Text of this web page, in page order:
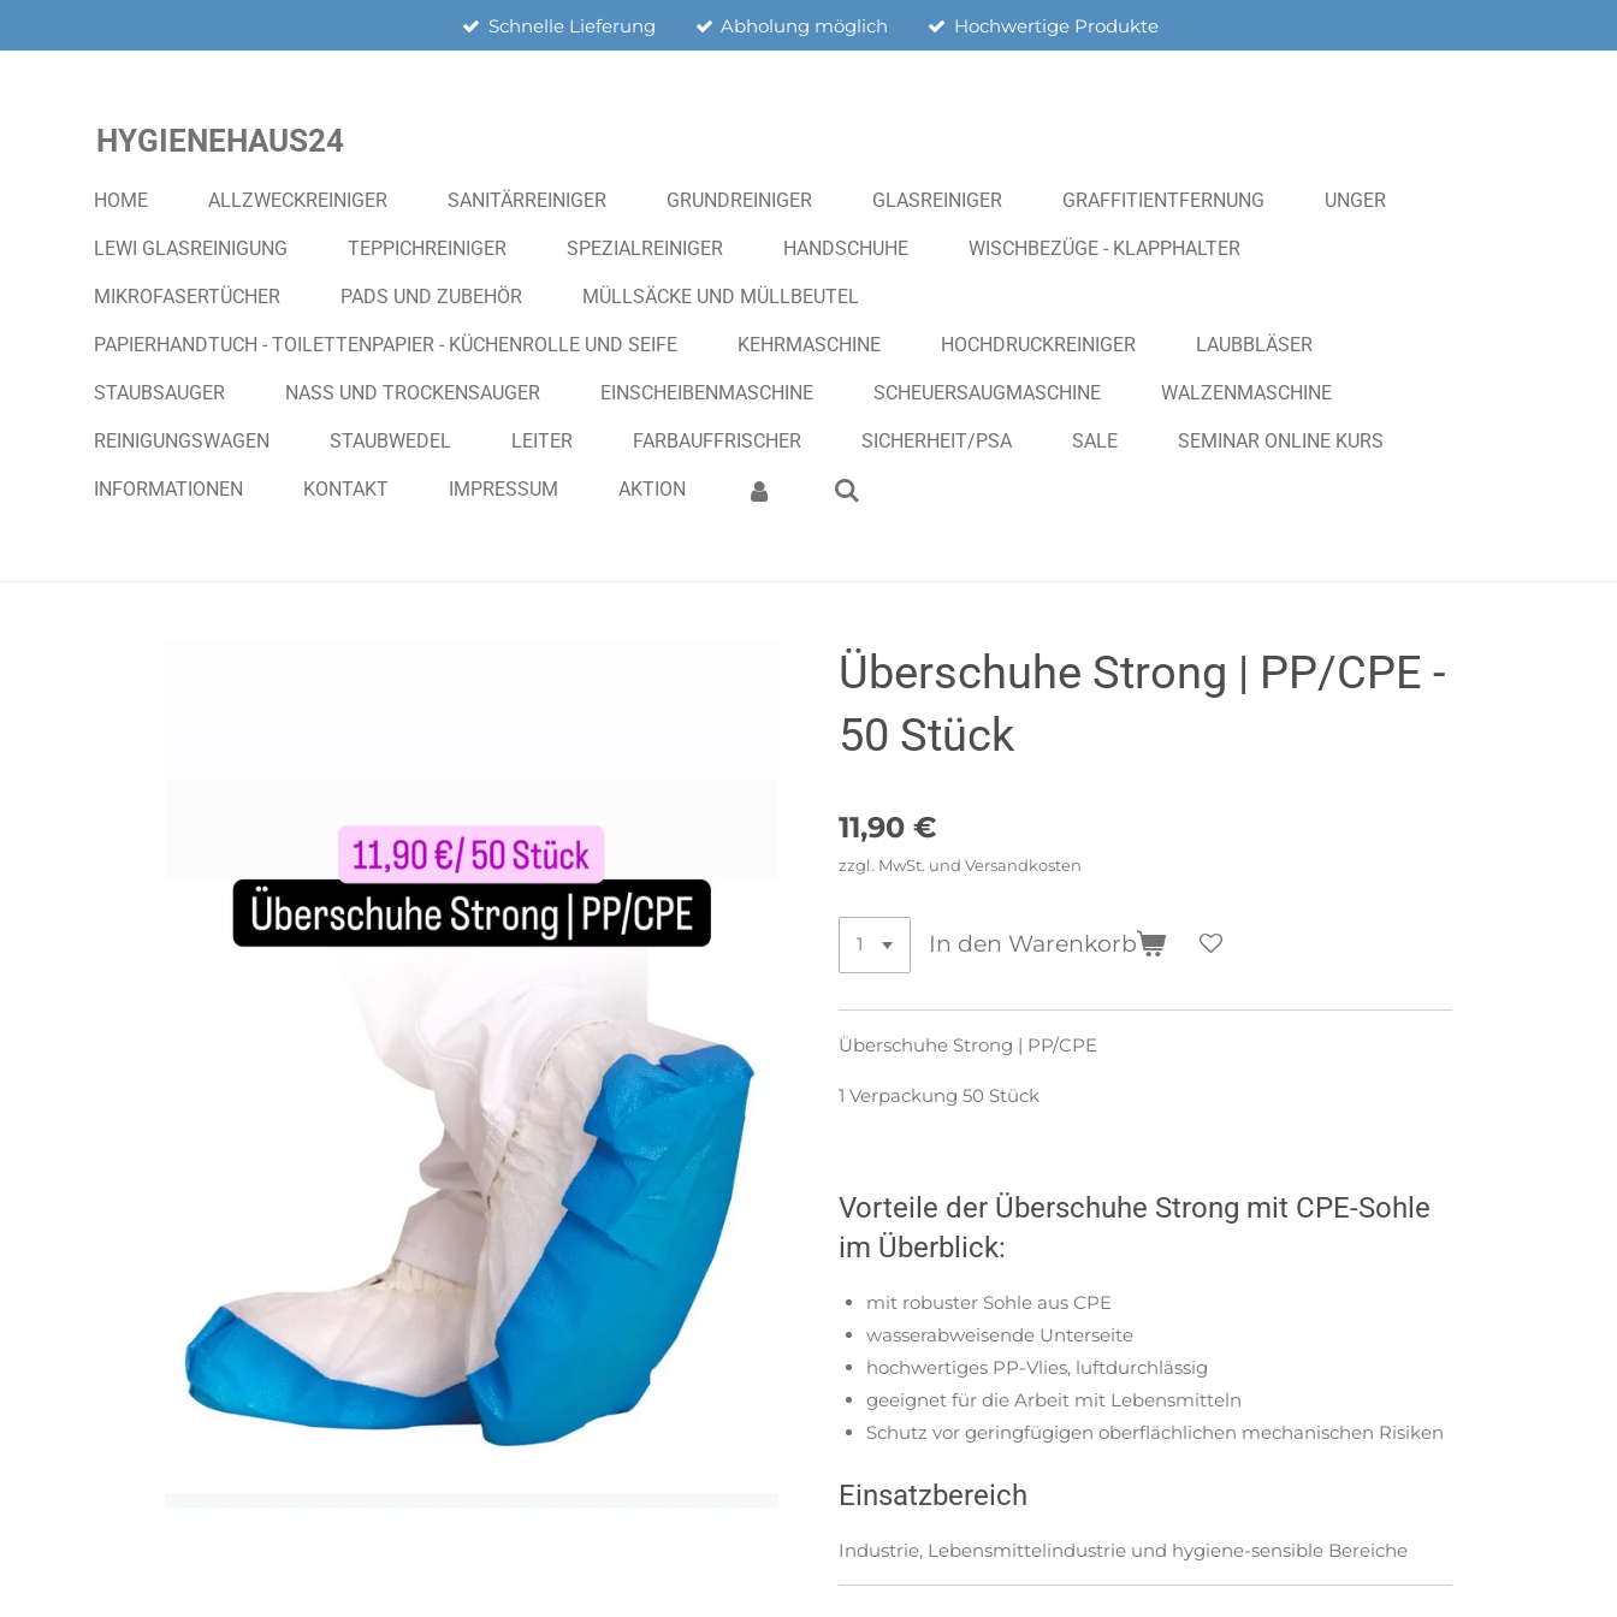
Schnelle Lieferung Abholung möglich Hochwertige Produkte
HYGIENEHAUS24
HOME ALLZWECKREINIGER SANITÄRREINIGER GRUNDREINIGER GLASREINIGER GRAFFITIENTFERNUNG UNGER
LEWI GLASREINIGUNG TEPPICHREINIGER SPEZIALREINIGER HANDSCHUHE WISCHBEZÜGE - KLAPPHALTER
MIKROFASERTÜCHER PADS UND ZUBEHÖR MÜLLSÄCKE UND MÜLLBEUTEL
PAPIERHANDTUCH - TOILETTENPAPIER - KÜCHENROLLE UND SEIFE KEHRMASCHINE HOCHDRUCKREINIGER LAUBBLÄSER
STAUBSAUGER NASS UND TROCKENSAUGER EINSCHEIBENMASCHINE SCHEUERSAUGMASCHINE WALZENMASCHINE
REINIGUNGSWAGEN STAUBWEDEL LEITER FARBAUFFRISCHER SICHERHEIT/PSA SALE SEMINAR ONLINE KURS
INFORMATIONEN KONTAKT IMPRESSUM AKTION
Überschuhe Strong | PP/CPE -
50 Stück
11,90 €
zzgl. MwSt. und Versandkosten
In den Warenkorb
Überschuhe Strong | PP/CPE
1 Verpackung 50 Stück
Vorteile der Überschuhe Strong mit CPE-Sohle
im Überblick:
mit robuster Sohle aus CPE
wasserabweisende Unterseite
hochwertiges PP-Vlies, luftdurchlässig
geeignet für die Arbeit mit Lebensmitteln
Schutz vor geringfügigen oberflächlichen mechanischen Risiken
Einsatzbereich
Industrie, Lebensmittelindustrie und hygiene-sensible Bereiche